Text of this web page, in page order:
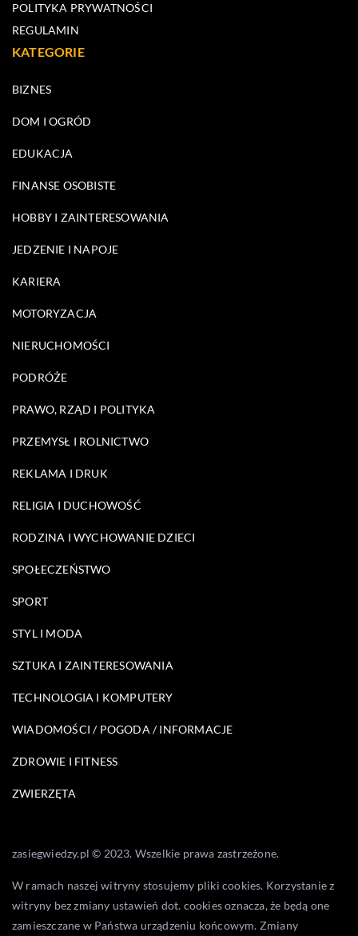
POLITYKA PRYWATNOŚCI
REGULAMIN
KATEGORIE
BIZNES
DOM I OGRÓD
EDUKACJA
FINANSE OSOBISTE
HOBBY I ZAINTERESOWANIA
JEDZENIE I NAPOJE
KARIERA
MOTORYZACJA
NIERUCHOMOŚCI
PODRÓŻE
PRAWO, RZĄD I POLITYKA
PRZEMYSŁ I ROLNICTWO
REKLAMA I DRUK
RELIGIA I DUCHOWOŚĆ
RODZINA I WYCHOWANIE DZIECI
SPOŁECZEŃSTWO
SPORT
STYL I MODA
SZTUKA I ZAINTERESOWANIA
TECHNOLOGIA I KOMPUTERY
WIADOMOŚCI / POGODA / INFORMACJE
ZDROWIE I FITNESS
ZWIERZĘTA
zasiegwiedzy.pl © 2023. Wszelkie prawa zastrzeżone.
W ramach naszej witryny stosujemy pliki cookies. Korzystanie z
witryny bez zmiany ustawień dot. cookies oznacza, że będą one
zamieszczane w Państwa urządzeniu końcowym. Zmiany